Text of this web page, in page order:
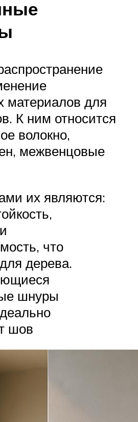
материалов для
К ним относится
волокно,
межвенцовые
их являются:
что
дерева.
шнуры
шов